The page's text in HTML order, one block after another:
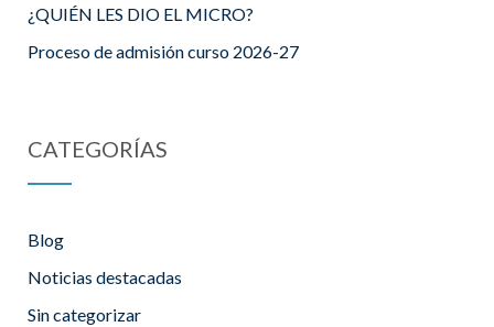
¿QUIÉN LES DIO EL MICRO?
Proceso de admisión curso 2026-27
CATEGORÍAS
Blog
Noticias destacadas
Sin categorizar